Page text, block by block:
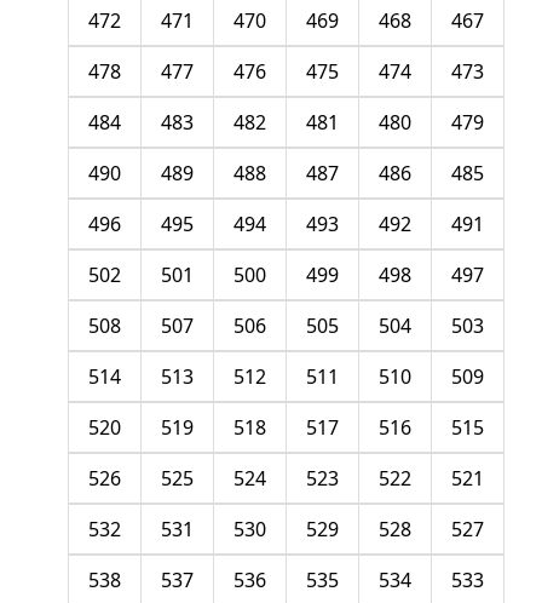
467
468
469
470
471
472
473
474
475
476
477
478
479
480
481
482
483
484
485
486
487
488
489
490
491
492
493
494
495
496
497
498
499
500
501
502
503
504
505
506
507
508
509
510
511
512
513
514
515
516
517
518
519
520
521
522
523
524
525
526
527
528
529
530
531
532
533
534
535
536
537
538